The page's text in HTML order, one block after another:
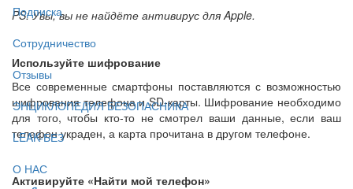
Подписка
Сотрудничество
Отзывы
ЭНЦИКЛОПЕДИЯ БЕЗОПАСНИКА
LEAK-БЕЗ
О НАС
PS: Увы, вы не найдёте антивирус для Apple.
Используйте шифрование
Все современные смартфоны поставляются с возможностью
шифрования телефона и SD-карты. Шифрование необходимо
для того, чтобы кто-то не смотрел ваши данные, если ваш
телефон украден, а карта прочитана в другом телефоне.
Активируйте «Найти мой телефон»